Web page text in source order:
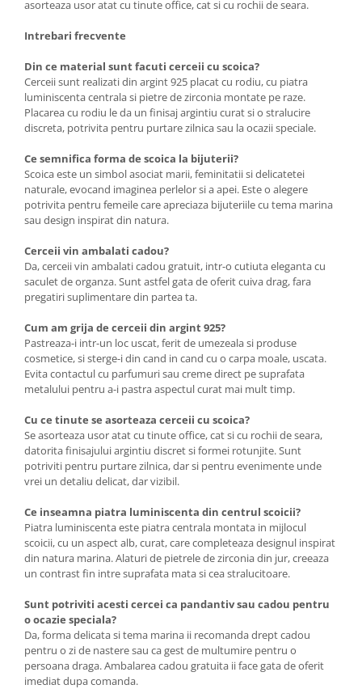
asorteaza usor atat cu tinute office, cat si cu rochii de seara.
Intrebari frecvente
Din ce material sunt facuti cerceii cu scoica?
Cerceii sunt realizati din argint 925 placat cu rodiu, cu piatra
luminiscenta centrala si pietre de zirconia montate pe raze.
Placarea cu rodiu le da un finisaj argintiu curat si o stralucire
discreta, potrivita pentru purtare zilnica sau la ocazii speciale.
Ce semnifica forma de scoica la bijuterii?
Scoica este un simbol asociat marii, feminitatii si delicatetei
naturale, evocand imaginea perlelor si a apei. Este o alegere
potrivita pentru femeile care apreciaza bijuteriile cu tema marina
sau design inspirat din natura.
Cerceii vin ambalati cadou?
Da, cerceii vin ambalati cadou gratuit, intr-o cutiuta eleganta cu
saculet de organza. Sunt astfel gata de oferit cuiva drag, fara
pregatiri suplimentare din partea ta.
Cum am grija de cerceii din argint 925?
Pastreaza-i intr-un loc uscat, ferit de umezeala si produse
cosmetice, si sterge-i din cand in cand cu o carpa moale, uscata.
Evita contactul cu parfumuri sau creme direct pe suprafata
metalului pentru a-i pastra aspectul curat mai mult timp.
Cu ce tinute se asorteaza cerceii cu scoica?
Se asorteaza usor atat cu tinute office, cat si cu rochii de seara,
datorita finisajului argintiu discret si formei rotunjite. Sunt
potriviti pentru purtare zilnica, dar si pentru evenimente unde
vrei un detaliu delicat, dar vizibil.
Ce inseamna piatra luminiscenta din centrul scoicii?
Piatra luminiscenta este piatra centrala montata in mijlocul
scoicii, cu un aspect alb, curat, care completeaza designul inspirat
din natura marina. Alaturi de pietrele de zirconia din jur, creeaza
un contrast fin intre suprafata mata si cea stralucitoare.
Sunt potriviti acesti cercei ca pandantiv sau cadou pentru
o ocazie speciala?
Da, forma delicata si tema marina ii recomanda drept cadou
pentru o zi de nastere sau ca gest de multumire pentru o
persoana draga. Ambalarea cadou gratuita ii face gata de oferit
imediat dupa comanda.